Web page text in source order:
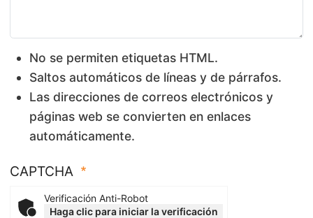
No se permiten etiquetas HTML.
Saltos automáticos de líneas y de párrafos.
Las direcciones de correos electrónicos y
páginas web se convierten en enlaces
automáticamente.
CAPTCHA
Verificación Anti-Robot
Haga clic para iniciar la verificación